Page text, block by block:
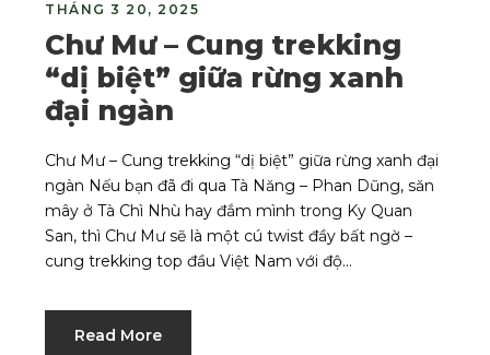
THÁNG 3 20, 2025
Chư Mư – Cung trekking
“dị biệt” giữa rừng xanh
đại ngàn
Chư Mư – Cung trekking “dị biệt” giữa rừng xanh đại
ngàn Nếu bạn đã đi qua Tà Năng – Phan Dũng, săn
mây ở Tà Chì Nhù hay đắm mình trong Ky Quan
San, thì Chư Mư sẽ là một cú twist đầy bất ngờ –
cung trekking top đầu Việt Nam với độ...
Read More